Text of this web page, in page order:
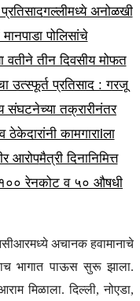
गल्लीमध्ये अनोळखी
पोलिसांचे
वतीने तीन दिवसीय मोफत
उत्स्फूर्त प्रतिसाद : गरजू
संघटनेच्या तक्रारीनंतर
कामगाराlला
आरोपमैत्री दिनानिमित्त
१०० रेनकोट व ५० औषधी
अचानक हवामानाचे
भागात पाऊस सुरू झाला.
मिळाला. दिल्ली, नोएडा,